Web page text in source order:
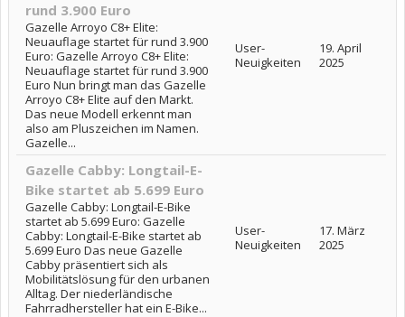
rund 3.900 Euro
Gazelle Arroyo C8+ Elite:
Neuauflage startet für rund 3.900
Euro: Gazelle Arroyo C8+ Elite:
Neuauflage startet für rund 3.900
Euro Nun bringt man das Gazelle
Arroyo C8+ Elite auf den Markt.
Das neue Modell erkennt man
also am Pluszeichen im Namen.
Gazelle...
User-
Neuigkeiten
19. April
2025
Gazelle Cabby: Longtail-E-
Bike startet ab 5.699 Euro
Gazelle Cabby: Longtail-E-Bike
startet ab 5.699 Euro: Gazelle
Cabby: Longtail-E-Bike startet ab
5.699 Euro Das neue Gazelle
Cabby präsentiert sich als
Mobilitätslösung für den urbanen
Alltag. Der niederländische
Fahrradhersteller hat ein E-Bike...
User-
Neuigkeiten
17. März
2025